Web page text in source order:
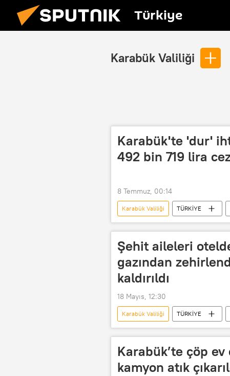
Türkiye
Karabük Valiliği
Karabük'te 'dur'
492 bin 719 lira
8 Temmuz, 00:14
Karabük Valiliği TÜRKİYE
Trafik polisi
Trafik para cezası
Şehit aileleri
gazından
kaldırıldı
18 Mayıs, 12:30
Karabük Valiliği TÜRKİYE
Karabük’te çöp
kamyon atık